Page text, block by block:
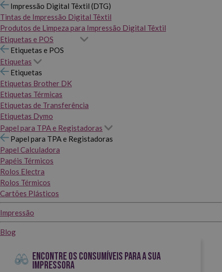
Impressão Digital Têxtil (DTG)
Tintas de Impressão Digital Têxtil
Produtos de Limpeza para Impressão Digital Têxtil
Etiquetas e POS
Etiquetas e POS
Etiquetas
Etiquetas
Etiquetas Brother DK
Etiquetas Térmicas
Etiquetas de Transferência
Etiquetas Dymo
Papel para TPA e Registadoras
Papel para TPA e Registadoras
Papel Calculadora
Papéis Térmicos
Rolos Electra
Rolos Térmicos
Cartões Plásticos
Impressão
Blog
ENCONTRE OS CONSUMÍVEIS PARA A SUA
IMPRESSORA